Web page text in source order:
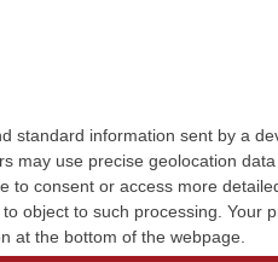
standard information sent by a
may use precise geolocation
to consent or access more
object to such processing. Your
at the bottom of the webpage.